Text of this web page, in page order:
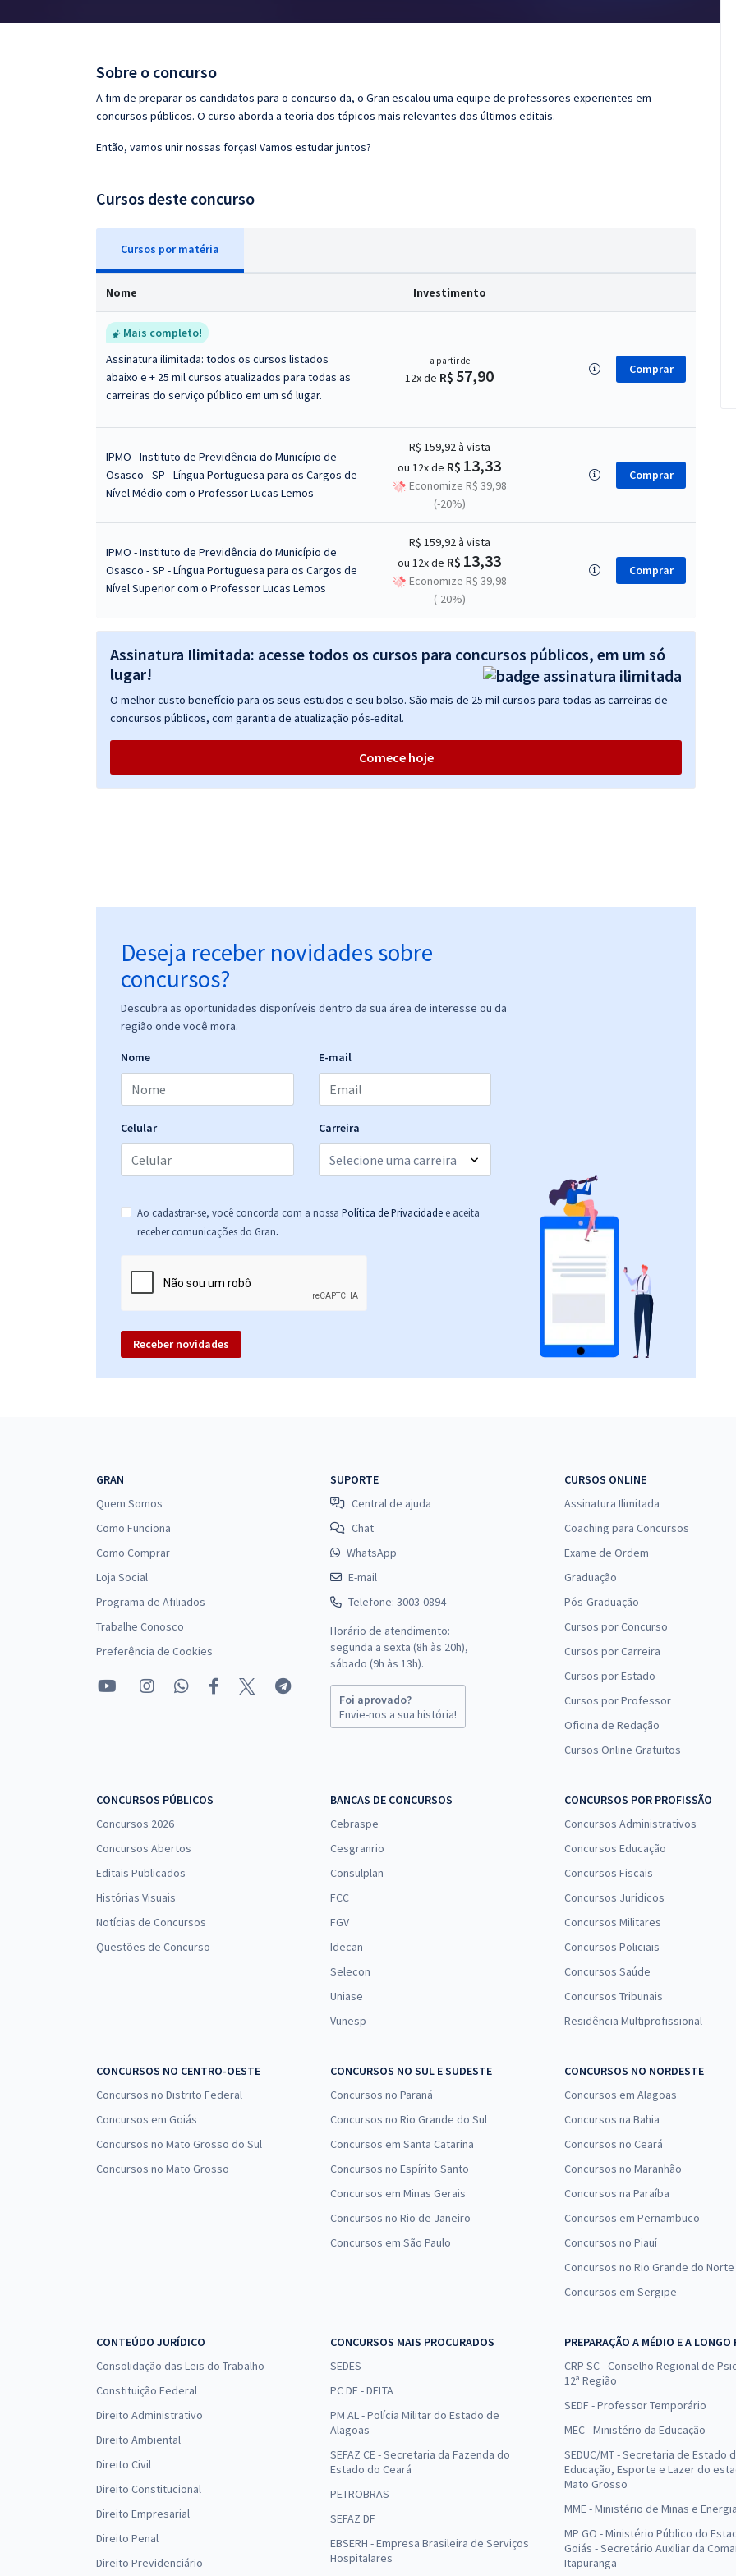
Conteúdo gratuito
Sobre o concurso
A fim de preparar os candidatos para o concurso da, o Gran escalou uma equipe de professores experientes em
concursos públicos. O curso aborda a teoria dos tópicos mais relevantes dos últimos editais.
Então, vamos unir nossas forças! Vamos estudar juntos?
Cursos deste concurso
Cursos por matéria
Nome Investimento
Mais completo!
Assinatura ilimitada: todos os cursos listados
abaixo e + 25 mil cursos atualizados para todas as
carreiras do serviço público em um só lugar.
a partir de
12x de R$ 57,90 Comprar
IPMO - Instituto de Previdência do Município de
Osasco - SP - Língua Portuguesa para os Cargos de
Nível Médio com o Professor Lucas Lemos
R$ 159,92à vista
ou 12x de R$ 13,33
Economize R$ 39,98
(-20%)
Comprar
IPMO - Instituto de Previdência do Município de
Osasco - SP - Língua Portuguesa para os Cargos de
Nível Superior com o Professor Lucas Lemos
R$ 159,92à vista
ou 12x de R$ 13,33
Economize R$ 39,98
(-20%)
Comprar
Assinatura Ilimitada: acesse todos os cursos para concursos públicos, em um só
lugar!
O melhor custo benefício para os seus estudos e seu bolso. São mais de 25 mil cursos para todas as carreiras de
concursos públicos, com garantia de atualização pós-edital.
Comece hoje
Deseja receber novidades sobre
concursos?
Descubra as oportunidades disponíveis dentro da sua área de interesse ou da
região onde você mora.
Nome E-mail
Celular Carreira
Ao cadastrar-se, você concorda com a nossa Política de Privacidade e aceita
receber comunicações do Gran.
Receber novidades
GRAN
Quem Somos
Como Funciona
Como Comprar
Loja Social
Programa de Afiliados
Trabalhe Conosco
Preferência de Cookies
SUPORTE
Central de ajuda
Chat
WhatsApp
E-mail
Telefone: 3003-0894
Horário de atendimento:
segunda a sexta (8h às 20h),
sábado (9h às 13h).
Foi aprovado?
Envie-nos a sua história!
CURSOS ONLINE
Assinatura Ilimitada
Coaching para Concursos
Exame de Ordem
Graduação
Pós-Graduação
Cursos por Concurso
Cursos por Carreira
Cursos por Estado
Cursos por Professor
Oficina de Redação
Cursos Online Gratuitos
CONCURSOS PÚBLICOS
Concursos 2026
Concursos Abertos
Editais Publicados
Histórias Visuais
Notícias de Concursos
Questões de Concurso
BANCAS DE CONCURSOS
Cebraspe
Cesgranrio
Consulplan
FCC
FGV
Idecan
Selecon
Uniase
Vunesp
CONCURSOS POR PROFISSÃO
Concursos Administrativos
Concursos Educação
Concursos Fiscais
Concursos Jurídicos
Concursos Militares
Concursos Policiais
Concursos Saúde
Concursos Tribunais
Residência Multiprofissional
CONCURSOS NO CENTRO-OESTE
Concursos no Distrito Federal
Concursos em Goiás
Concursos no Mato Grosso do Sul
Concursos no Mato Grosso
CONCURSOS NO SUL E SUDESTE
Concursos no Paraná
Concursos no Rio Grande do Sul
Concursos em Santa Catarina
Concursos no Espírito Santo
Concursos em Minas Gerais
Concursos no Rio de Janeiro
Concursos em São Paulo
CONCURSOS NO NORDESTE
Concursos em Alagoas
Concursos na Bahia
Concursos no Ceará
Concursos no Maranhão
Concursos na Paraíba
Concursos em Pernambuco
Concursos no Piauí
Concursos no Rio Grande do Norte
Concursos em Sergipe
CONTEÚDO JURÍDICO
Consolidação das Leis do Trabalho
Constituição Federal
Direito Administrativo
Direito Ambiental
Direito Civil
Direito Constitucional
Direito Empresarial
Direito Penal
Direito Previdenciário
CONCURSOS MAIS PROCURADOS
SEDES
PC DF - DELTA
PM AL - Polícia Militar do Estado de
Alagoas
SEFAZ CE - Secretaria da Fazenda do
Estado do Ceará
PETROBRAS
SEFAZ DF
EBSERH - Empresa Brasileira de Serviços
Hospitalares
PREPARAÇÃO A MÉDIO E A LONGO
CRP SC - Conselho Regional de
12ª Região
SEDF - Professor Temporário
MEC - Ministério da Educação
SEDUC/MT - Secretaria de Estado
Educação, Esporte e Lazer do
Mato Grosso
MME - Ministério de Minas e
MP GO - Ministério Público do
Goiás - Secretário Auxiliar da
Itapuranga